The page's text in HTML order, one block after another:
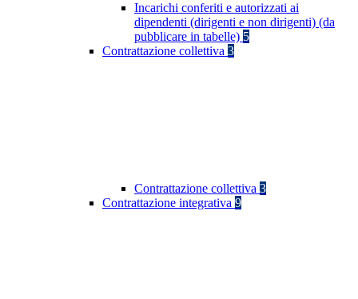
Incarichi conferiti e autorizzati ai
dipendenti (dirigenti e non dirigenti) (da
pubblicare in tabelle) 5
Contrattazione collettiva 3
Contrattazione collettiva 3
Contrattazione integrativa 9